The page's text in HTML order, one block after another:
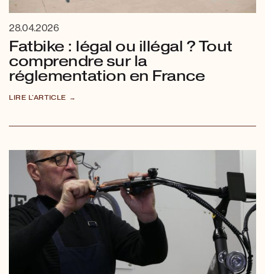
28.04.2026
Fatbike : légal ou illégal ? Tout
comprendre sur la
réglementation en France
LIRE L'ARTICLE